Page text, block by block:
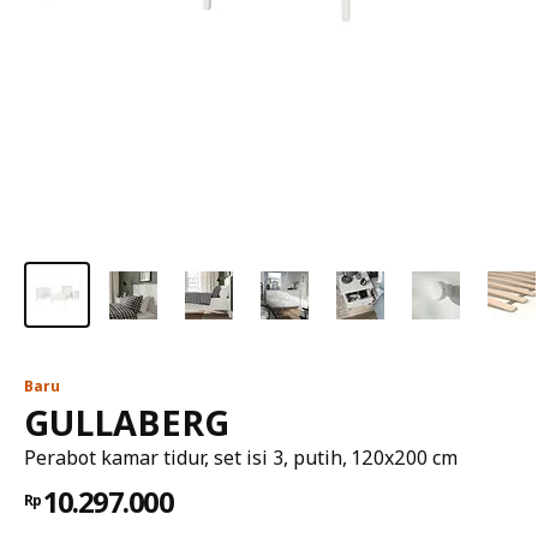
Baru
GULLABERG
Perabot kamar tidur, set isi 3, putih, 120x200 cm
Rp 10.297.000